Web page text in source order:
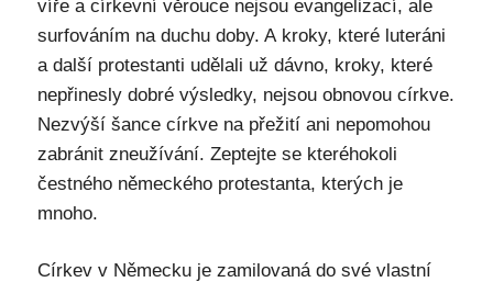
víře a církevní věrouce nejsou evangelizací, ale
surfováním na duchu doby. A kroky, které luteráni
a další protestanti udělali už dávno, kroky, které
nepřinesly dobré výsledky, nejsou obnovou církve.
Nezvýší šance církve na přežití ani nepomohou
zabránit zneužívání. Zeptejte se kteréhokoli
čestného německého protestanta, kterých je
mnoho.
Církev v Německu je zamilovaná do své vlastní